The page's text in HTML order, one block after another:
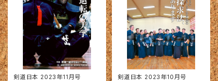
剣道日本 2023年11月号 剣道日本 2023年10月号